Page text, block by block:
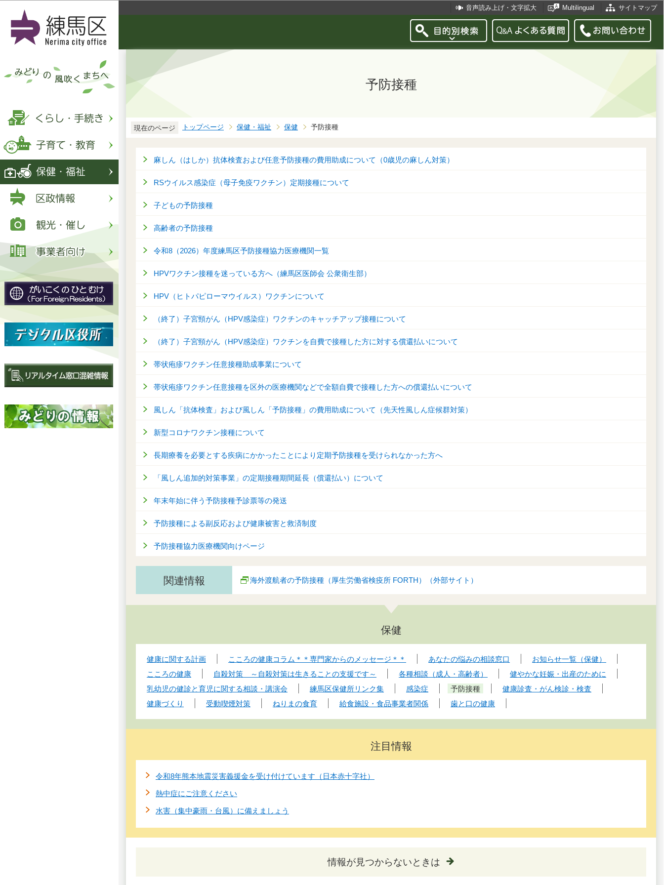
音声読み上げ・文字拡大 Multilingual サイトマップ
予防接種
現在のページ トップページ 保健・福祉 保健 予防接種
麻しん（はしか）抗体検査および任意予防接種の費用助成について（0歳児の麻しん対策）
RSウイルス感染症（母子免疫ワクチン）定期接種について
子どもの予防接種
高齢者の予防接種
令和8（2026）年度練馬区予防接種協力医療機関一覧
HPVワクチン接種を迷っている方へ（練馬区医師会 公衆衛生部）
HPV（ヒトパピローマウイルス）ワクチンについて
（終了）子宮頸がん（HPV感染症）ワクチンのキャッチアップ接種について
（終了）子宮頸がん（HPV感染症）ワクチンを自費で接種した方に対する償還払いについて
帯状疱疹ワクチン任意接種助成事業について
帯状疱疹ワクチン任意接種を区外の医療機関などで全額自費で接種した方への償還払いについて
風しん「抗体検査」および風しん「予防接種」の費用助成について（先天性風しん症候群対策）
新型コロナワクチン接種について
長期療養を必要とする疾病にかかったことにより定期予防接種を受けられなかった方へ
「風しん追加的対策事業」の定期接種期間延長（償還払い）について
年末年始に伴う予防接種予診票等の発送
予防接種による副反応および健康被害と救済制度
予防接種協力医療機関向けページ
関連情報 海外渡航者の予防接種（厚生労働省検疫所 FORTH）（外部サイト）
保健
健康に関する計画 こころの健康コラム＊＊専門家からのメッセージ＊＊ あなたの悩みの相談窓口
お知らせ一覧（保健）
こころの健康
自殺対策 ～自殺対策は生きることの支援です～ 各種相談（成人・高齢者）
健やかな妊娠・出産のために
乳幼児の健診と育児に関する相談・講演会
練馬区保健所リンク集 感染症 予防接種
健康診査・がん検診・検査
健康づくり
受動喫煙対策 ねりまの食育 給食施設・食品事業者関係 歯と口の健康
注目情報
令和8年熊本地震災害義援金を受け付けています（日本赤十字社）
熱中症にご注意ください
水害（集中豪雨・台風）に備えましょう
情報が見つからないときは